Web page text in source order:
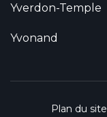
Yverdon-Temple
Yvonand
Plan du site